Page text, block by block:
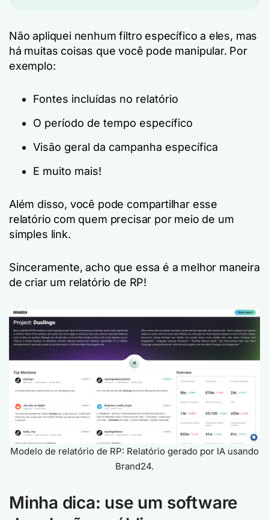
Não apliquei nenhum filtro específico a eles, mas
há muitas coisas que você pode manipular. Por
exemplo:
Fontes incluídas no relatório
O período de tempo específico
Visão geral da campanha específica
E muito mais!
Além disso, você pode compartilhar esse
relatório com quem precisar por meio de um
simples link.
Sinceramente, acho que essa é a melhor maneira
de criar um relatório de RP!
Modelo de relatório de RP: Relatório gerado por IA usando
Brand24.
Minha dica: use um software